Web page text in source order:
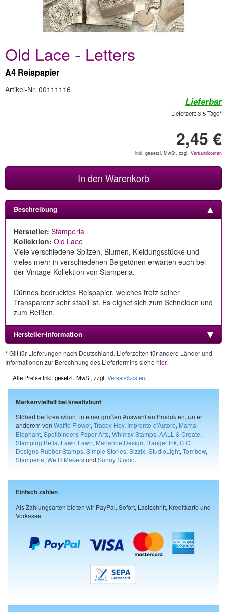
Old Lace - Letters
A4 Reispapier
Artikel-Nr. 00111116
Lieferbar
Lieferzeit: 3-5 Tage*
2,45 €
inkl. gesetzl. MwSt, zzgl. Versandkosten
In den Warenkorb
Beschreibung
Hersteller: Stamperia
Kollektion: Old Lace
Viele verschiedene Spitzen, Blumen, Kleidungsstücke und
vieles mehr in verschiedenen Beigetönen erwarten euch bei
der Vintage-Kollektion von Stamperia.
Dünnes bedrucktes Reispapier, welches trotz seiner
Transparenz sehr stabil ist. Es eignet sich zum Schneiden und
zum Reißen.
Hersteller-Information
* Gilt für Lieferungen nach Deutschland. Lieferzeiten für andere Länder und
Informationen zur Berechnung des Liefertermins siehe hier.
Alle Preise inkl. gesetzl. MwSt, zzgl. Versandkosten.
Markenvielfalt bei kreativbunt
Stöbert bei kreativbunt in einer großen Auswahl an Produkten, unter
anderem von Waffle Flower, Tracey Hey, Impronte d'Autore, Mama
Elephant, Spellbinders Paper Arts, Whimsy Stamps, AALL & Create,
Stamping Bella, Lawn Fawn, Marianne Design, Ranger Ink, C.C.
Designs Rubber Stamps, Simple Stories, Sizzix, StudioLight, Tombow,
Stamperia, We R Makersund Sunny Studio.
Einfach zahlen
Als Zahlungsarten bieten wir PayPal, Sofort, Lastschrift, Kreditkarte und
Vorkasse.